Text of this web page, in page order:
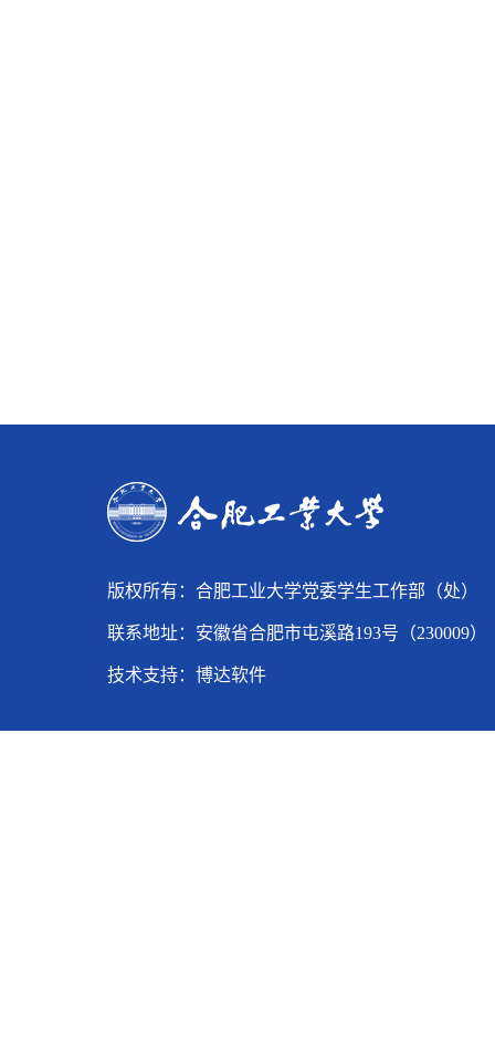
版权所有：合肥工业大学党委学生工作部（处）
联系地址：安徽省合肥市屯溪路193号（230009）
技术支持： 博达软件